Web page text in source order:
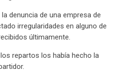
denuncia de una empresa de
irregularidades en alguno de
últimamente.
repartos los había hecho la